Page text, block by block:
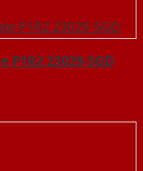
P1R2 23029-SGD